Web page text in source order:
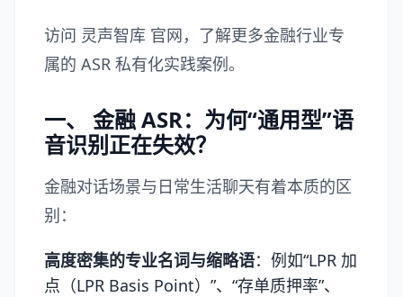
访问 灵声智库 官网，了解更多金融行业专
属的 ASR 私有化实践案例。
一、 金融 ASR：为何“通用型”语
音识别正在失效？
金融对话场景与日常生活聊天有着本质的区
别：
高度密集的专业名词与缩略语：例如“LPR 加
点（LPR Basis Point）”、“存单质押率”、